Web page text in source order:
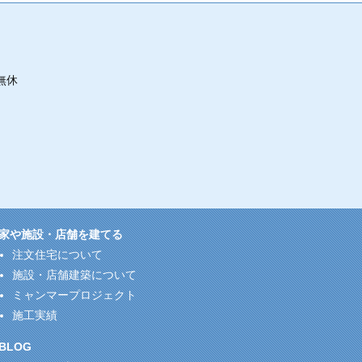
休
や施設・店舗を建てる
注文住宅について
施設・店舗建築について
ミャンマープロジェクト
施工実績